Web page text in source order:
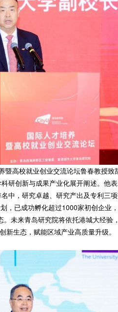
暨高校就业创业交流论坛鲁春教授致
研创新与成果产业化展开阐述。他
中，研究卓越、研究产出及专利三项
，已成功孵化超过1000家初创企业
未来青岛研究院将依托港城大经验
生态，赋能区域产业高质量升级。